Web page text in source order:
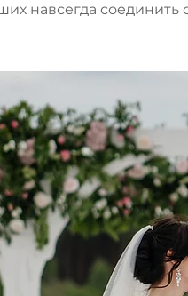
навсегда соединить